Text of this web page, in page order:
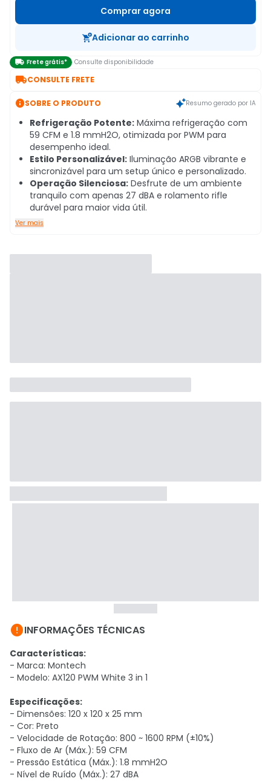
Comprar agora
Adicionar ao carrinho
 Frete grátis* Consulte disponibilidade
CONSULTE FRETE
SOBRE O PRODUTO Resumo gerado por IA
Refrigeração Potente: Máxima refrigeração com
59 CFM e 1.8 mmH2O, otimizada por PWM para
desempenho ideal.
Estilo Personalizável: Iluminação ARGB vibrante e
sincronizável para um setup único e personalizado.
Operação Silenciosa: Desfrute de um ambiente
tranquilo com apenas 27 dBA e rolamento rifle
durável para maior vida útil.
Ver mais
INFORMAÇÕES TÉCNICAS
Características:
- Marca: Montech
- Modelo: AX120 PWM White 3 in 1
Especificações:
- Dimensões: 120 x 120 x 25 mm
- Cor: Preto
- Velocidade de Rotação: 800 ~ 1600 RPM (±10%)
- Fluxo de Ar (Máx.): 59 CFM
- Pressão Estática (Máx.): 1.8 mmH2O
- Nível de Ruído (Máx.): 27 dBA